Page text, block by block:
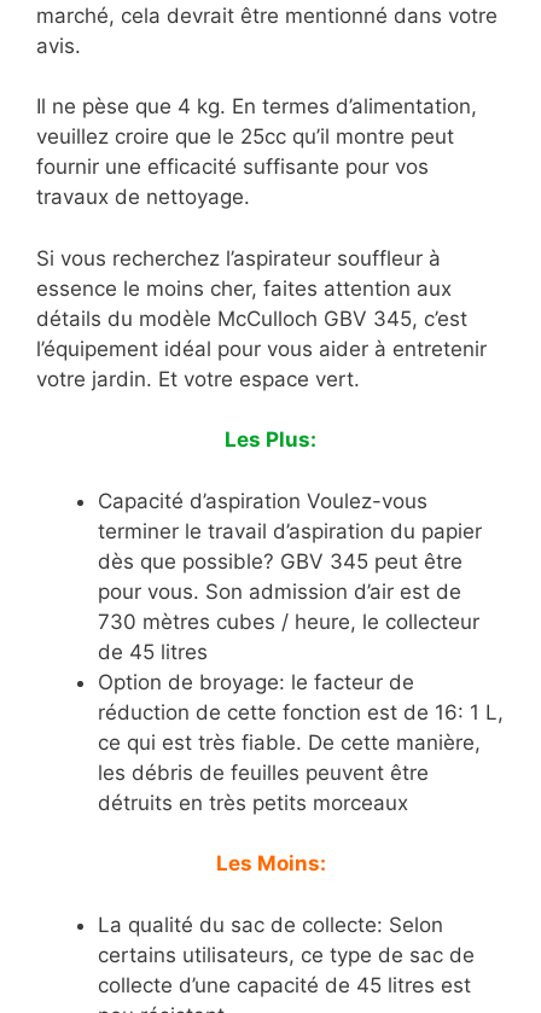
marché, cela devrait être mentionné dans votre
avis.
Il ne pèse que 4 kg. En termes d’alimentation,
veuillez croire que le 25cc qu’il montre peut
fournir une efficacité suffisante pour vos
travaux de nettoyage.
Si vous recherchez l’aspirateur souffleur à
essence le moins cher, faites attention aux
détails du modèle McCulloch GBV 345, c’est
l’équipement idéal pour vous aider à entretenir
votre jardin. Et votre espace vert.
Les Plus:
Capacité d’aspiration Voulez-vous
terminer le travail d’aspiration du papier
dès que possible? GBV 345 peut être
pour vous. Son admission d’air est de
730 mètres cubes / heure, le collecteur
de 45 litres
Option de broyage: le facteur de
réduction de cette fonction est de 16: 1 L,
ce qui est très fiable. De cette manière,
les débris de feuilles peuvent être
détruits en très petits morceaux
Les Moins:
La qualité du sac de collecte: Selon
certains utilisateurs, ce type de sac de
collecte d’une capacité de 45 litres est